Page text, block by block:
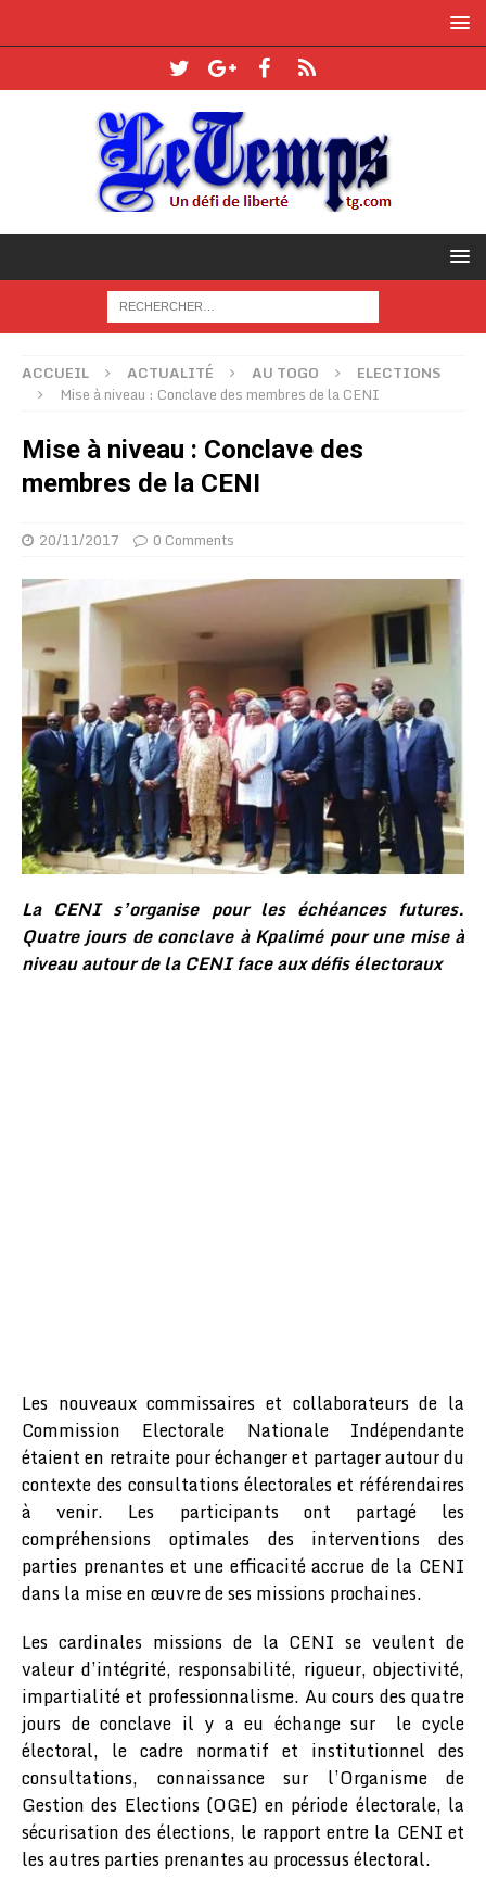
ACCUEIL ACTUALITÉ AU TOGO
ELECTIONS
Mise à niveau : Conclave des membres de la CENI
Mise à niveau : Conclave des
membres de la CENI
20/11/2017 0 Comments
La CENI s’organise pour les échéances futures.
Quatre jours de conclave à Kpalimé pour une mise à
niveau autour de la CENI face aux défis électoraux
Les nouveaux commissaires et collaborateurs de la
Commission Electorale Nationale Indépendante
étaient en retraite pour échanger et partager autour du
contexte des consultations électorales et référendaires
à venir. Les participants ont partagé les
compréhensions optimales des interventions des
parties prenantes et une efficacité accrue de la CENI
dans la mise en œuvre de ses missions prochaines.
Les cardinales missions de la CENI se veulent de
valeur d’intégrité, responsabilité, rigueur, objectivité,
impartialité et professionnalisme. Au cours des quatre
jours de conclave il y a eu échange sur le cycle
électoral, le cadre normatif et institutionnel des
consultations, connaissance sur l’Organisme de
Gestion des Elections (OGE) en période électorale, la
sécurisation des élections, le rapport entre la CENI et
les autres parties prenantes au processus électoral.